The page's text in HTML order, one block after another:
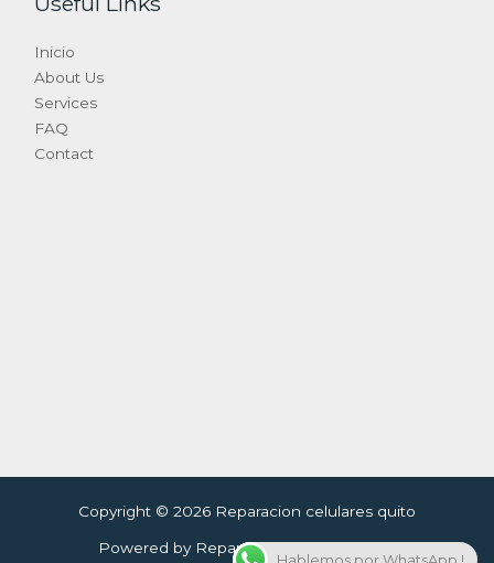
Inicio
About Us
Services
FAQ
Contact
Copyright © 2026 Reparacion celulares quito
Powered by Reparacion celulares quito